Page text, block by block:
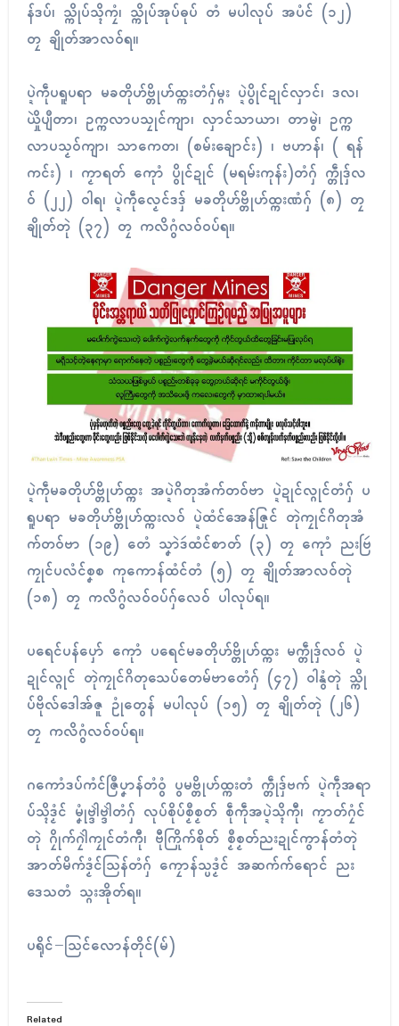
န်ဒပ်၊ သ္ကိုပ်သ္ၚိကၠံ၊ သ္ကိုပ်အုပ်ဓုပ် တံ မပါလုပ် အပံၚ် (၁၂)
တၠ ချိုတ်အာလဝ်ရ။
ပ္ဍဲကဵုပရူပရာ မခတိုဟ်ဗ္တိုဟ်ထ္ကးတံဂှ်မ္ဂး ပ္ဍဲပွိုၚ်ဍုၚ်လှာၚ်၊ ဒလ၊
ယှိုဲပျဳတာ၊ ဥက္ကလာပသၠုၚ်ကျာ၊ လှာၚ်သာယာ၊ တာမွဲ၊ ဥက္က
လာပသၟဝ်ကျာ၊ သာကေတ၊ (စမ်းချောၚ်း) ၊ ဗဟာန်၊ ( ရန်
ကၚ်း) ၊ ကၟာရတ် ကေုာံ ပွိုၚ်ဍုၚ် (မရမ်းကုန်း)တံဂှ် က္တဵုဒှ်လ
ဝ် (၂၂) ဝါရ၊ ပ္ဍဲကဵုလၟေၚ်ဒဒှ် မခတိုဟ်ဗ္တိုဟ်ထ္ကးဏံဂှ် (၈) တၠ
ချိုတ်တုဲ (၃၇) တၠ ကလိဂွံလဝ်ဝပ်ရ။
ပ္ဍဲကဵုမခတိုဟ်ဗ္တိုဟ်ထ္ကး အပ္ဍဲဂိတုအံက်တဝ်ဗာ ပ္ဍဲဍုၚ်လ္ဂုၚ်တံဂှ် ပ
ရူပရာ မခတိုဟ်ဗ္တိုဟ်ထ္ကးလဝ် ပ္ဍဲထံၚ်အေန်ဇြုၚ် တုဲကၠုၚ်ဂိတုအံ
က်တဝ်ဗာ (၁၉) တေံ သၞာဲဒဴထံၚ်စာတ် (၃) တၠ ကေုာံ ညးဗြဴ
ကၠုၚ်ပလံၚ်စၞစ ကုကောန်ထံၚ်တံ (၅) တၠ ချိုတ်အာလဝ်တုဲ
(၁၈) တၠ ကလိဂွံလဝ်ဝပ်ဂှ်လေဝ် ပါလုပ်ရ။
ပရေၚ်ပန်ပှော် ကေုာံ ပရေၚ်မခတိုဟ်ဗ္တိုဟ်ထ္ကး မက္တဵုဒှ်လဝ် ပ္ဍဲ
ဍုၚ်လ္ဂုၚ် တုဲကၠုၚ်ဂိတုသေပ်တေမ်ဗာတေံဂှ် (၄၇) ဝါနွံတုဲ သ္ကို
ပ်ဗိုလ်ဒေါအ်ဇူ ဥုံတွေန် မပါလုပ် (၁၅) တၠ ချိုတ်တုဲ (၂၆)
တၠ ကလိဂွံလဝ်ဝပ်ရ။
ဂကောံဒပ်ကံၚ်ဇြဳပၞာန်တံဝွံ ပွမဗ္တိုဟ်ထ္ကးတံ က္တဵုဒှ်ဗက် ပ္ဍဲကဵုအရာ
ပ်သ္ၚိဒၟံၚ် မၞုံဗ္ဒါဲဗ္ဒါဲတံဂှ် လုပ်စိုပ်စၟဳစၟတ် စဵုကဵုအပ္ဍဲသ္ၚိကီု၊ ကၟာတ်ဂၠံၚ်
တုဲ ဂၠိုက်ဂၠါဲကၠုၚ်တံကီု၊ ဗီုကြိုက်စိုတ် စၟဳစၟတ်ညးဍုၚ်ကွာန်တံတုဲ
အာတ်မိက်ဒၟံၚ်သြန်တံဂှ် ကၠောန်သ္ပဒၟံၚ် အဆက်က်ရောၚ် ညး
ဒေသတံ သ္ဂးအိုတ်ရ။
ပရိုၚ်−သြၚ်လောန်တိုၚ်(မ်)
Related